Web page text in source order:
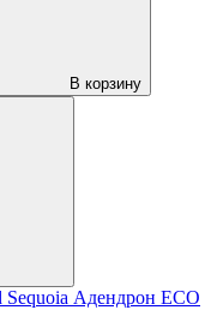
В корзину